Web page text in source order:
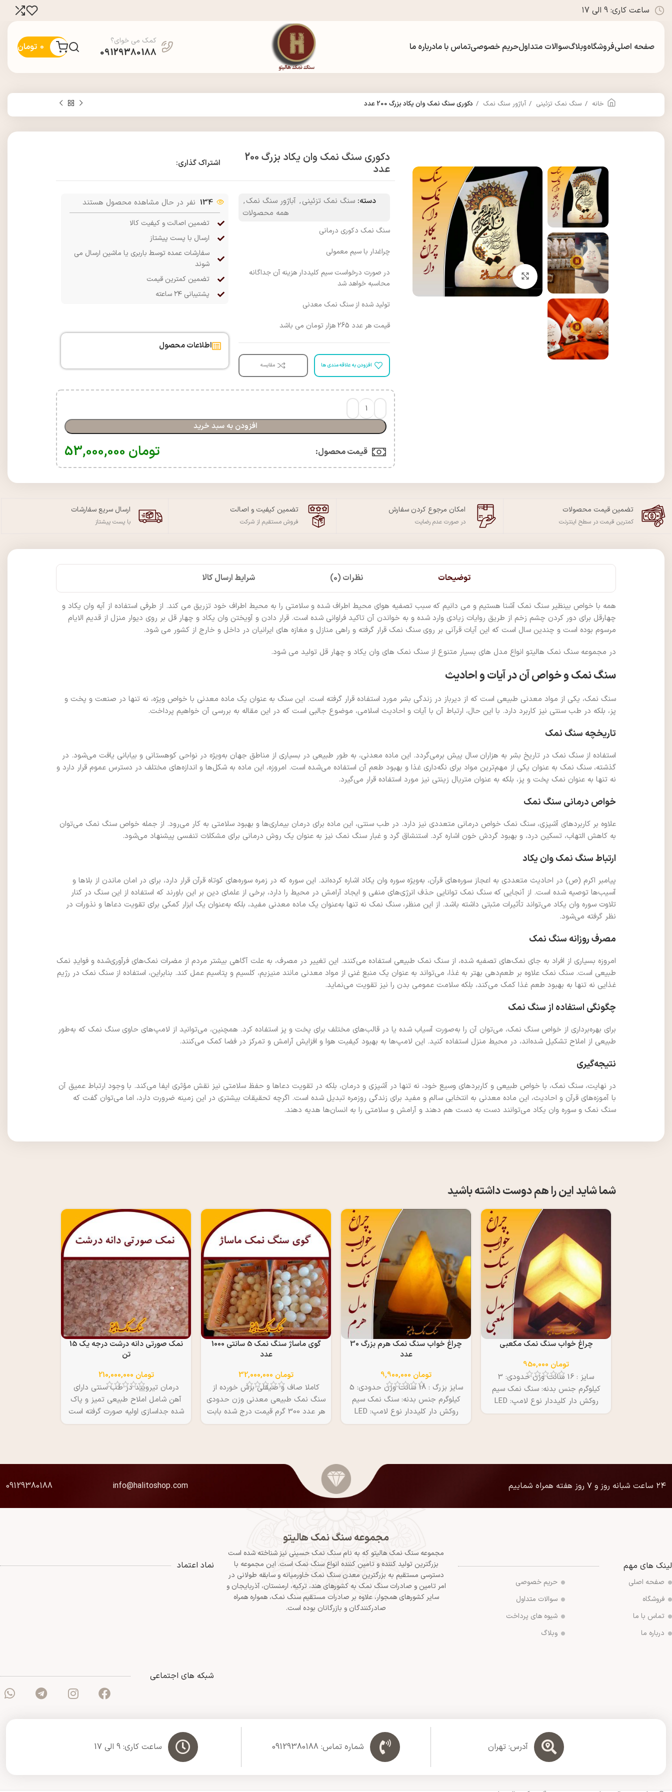
ساعت کاری: 9 الی ۱7
صفحه اصلیفروشگاهوبلاگسوالات متداولحریم خصوصیتماس با مادرباره ما
کمک می خوای؟
09129380188 تومان
خانه سنگ نمک تزئینی آباژور سنگ نمک دکوری سنگ نمک وان یکاد بزرگ 200 عدد
برای بزرگنمایی کلیک کنید
دکوری سنگ نمک وان یکاد بزرگ 200
عدد
اشتراک گذاری:
دسته: سنگ نمک تزئینی, آباژور سنگ نمک,
همه محصولات
سنگ نمک دکوری درمانی
چراغدار با سیم معمولی
در صورت درخواست سیم کلیددار هزینه آن جداگانه
محاسبه خواهد شد
تولید شده از سنگ نمک معدنی
قیمت هر عدد 265 هزار تومان می باشد
افزودن به علاقه مندی ها مقایسه
134 نفر در حال مشاهده محصول هستند
تضمین اصالت و کیفیت کالا
ارسال با پست پیشتاز
سفارشات عمده توسط باربری یا ماشین ارسال می
شوند
تضمین کمترین قیمت
پشتیبانی ۲۴ ساعته
اطلاعات محصول
افزودن به سبد خرید
قیمت محصول:​ تومان
تضمین قیمت محصولات
کمترین قیمت در سطح اینترنت
امکان مرجوع کردن سفارش
در صورت عدم رضایت
تضمین کیفیت و اصالت
فروش مستقیم از شرکت
ارسال سریع سفارشات
با پست پیشتاز
توضیحات نظرات (0) شرایط ارسال کالا
همه با خواص بینظیر سنگ نمک آشنا هستیم و می دانیم که سبب تصفیه هوای محیط اطراف شده و سلامتی را به محیط اطراف خود تزریق می کند. از طرفی استفاده از آیه وان یکاد و
چهارقل برای دور کردن چشم زخم از طریق روایات زیادی وارد شده و به خواندن آن تاکید فراوانی شده است. قرار دادن و آویختن وان یکاد و چهار قل بر روی دیوار منزل از قدیم الایام
مرسوم بوده است و چندین سال است که این آیات قرآنی بر روی سنگ نمک قرار گرفته و راهی منازل و مغازه های ایرانیان در داخل و خارج از کشور می شود.
در مجموعه سنگ نمک هالیتو انواع مدل های بسیار متنوع از سنگ نمک های وان یکاد و چهار قل تولید می شود.
سنگ نمک و خواص آن در آیات و احادیث
سنگ نمک، یکی از مواد معدنی طبیعی است که از دیرباز در زندگی بشر مورد استفاده قرار گرفته است. این سنگ به عنوان یک ماده معدنی با خواص ویژه، نه تنها در صنعت و پخت و
پز، بلکه در طب سنتی نیز کاربرد دارد. با این حال، ارتباط آن با آیات و احادیث اسلامی، موضوع جالبی است که در این مقاله به بررسی آن خواهیم پرداخت.
تاریخچه سنگ نمک
استفاده از سنگ نمک در تاریخ بشر به هزاران سال پیش برمی‌گردد. این ماده معدنی، به طور طبیعی در بسیاری از مناطق جهان به‌ویژه در نواحی کوهستانی و بیابانی یافت می‌شود. در
گذشته، سنگ نمک به عنوان یکی از مهم‌ترین مواد برای نگه‌داری غذا و بهبود طعم آن استفاده می‌شده است. امروزه، این ماده به شکل‌ها و اندازه‌های مختلف در دسترس عموم قرار دارد و
نه تنها به عنوان نمک پخت و پز، بلکه به عنوان متریال زینتی نیز مورد استفاده قرار می‌گیرد.
خواص درمانی سنگ نمک
علاوه بر کاربردهای آشپزی، سنگ نمک خواص درمانی متعددی نیز دارد. در طب سنتی، این ماده برای درمان بیماری‌ها و بهبود سلامتی به کار می‌رود. از جمله خواص سنگ نمک می‌توان
به کاهش التهاب، تسکین درد، و بهبود گردش خون اشاره کرد. استنشاق گرد و غبار سنگ نمک نیز به عنوان یک روش درمانی برای مشکلات تنفسی پیشنهاد می‌شود.
ارتباط سنگ نمک وان یکاد
پیامبر اکرم (ص) در احادیث متعددی به اعجاز سوره‌های قرآن، به‌ویژه سوره وان یکاد اشاره کرده‌اند. این سوره که در زمره سوره‌های کوتاه قرآن قرار دارد، برای در امان ماندن از بلاها و
آسیب‌ها توصیه شده است. از آنجایی که سنگ نمک توانایی حذف انرژی‌های منفی و ایجاد آرامش در محیط را دارد، برخی از علمای دین بر این باورند که استفاده از این سنگ در کنار
تلاوت سوره وان یکاد می‌تواند تأثیرات مثبتی داشته باشد. از این منظر، سنگ نمک نه تنها به‌عنوان یک ماده معدنی مفید، بلکه به‌عنوان یک ابزار کمکی برای تقویت دعاها و نذورات در
نظر گرفته می‌شود.
مصرف روزانه سنگ نمک
امروزه بسیاری از افراد به جای نمک‌های تصفیه شده، از سنگ نمک طبیعی استفاده می‌کنند. این تغییر در مصرف، به علت آگاهی بیشتر مردم از مضرات نمک‌های فرآوری‌شده و فوایدِ نمک
طبیعی است. سنگ نمک علاوه بر طعم‌دهی بهتر به غذا، می‌تواند به عنوان یک منبع غنی از مواد معدنی مانند منیزیم، کلسیم و پتاسیم عمل کند. بنابراین، استفاده از سنگ نمک در رژیم
غذایی نه تنها به بهبود طعم غذا کمک می‌کند، بلکه سلامت عمومی بدن را نیز تقویت می‌نماید.
چگونگی استفاده از سنگ نمک
برای بهره‌برداری از خواص سنگ نمک، می‌توان آن را به‌صورت آسیاب شده یا در قالب‌های مختلف برای پخت و پز استفاده کرد. همچنین، می‌توانید از لامپ‌های حاوی سنگ نمک که به‌طور
طبیعی از املاح تشکیل شده‌اند، در محیط منزل استفاده کنید. این لامپ‌ها به بهبود کیفیت هوا و افزایش آرامش و تمرکز در فضا کمک می‌کنند.
نتیجه‌گیری
در نهایت، سنگ نمک، با خواص طبیعی و کاربردهای وسیع خود، نه تنها در آشپزی و درمان، بلکه در تقویت دعاها و حفظ سلامتی نیز نقش مؤثری ایفا می‌کند. با وجود ارتباط عمیق آن
با آموزه‌های قرآن و احادیث، این ماده معدنی به انتخابی سالم و مفید برای زندگی روزمره تبدیل شده است. اگرچه تحقیقات بیشتری در این زمینه ضرورت دارد، اما می‌توان گفت که
سنگ نمک و سوره وان یکاد می‌توانند دست به دست هم دهند و آرامش و سلامتی را به انسان‌ها هدیه دهند.
شما شاید این را هم دوست داشته باشید
چراغ خواب سنگ نمک مکعبی
تومان
سایز : 16 سانت وزن حدودی: 3
کیلوگرم جنس بدنه: سنگ نمک سیم
روکش دار کلیددار نوع لامپ: LED
منبع انرژی: برق شهر
چراغ خواب سنگ نمک هرم بزرگ 30
عدد
تومان
سایز بزرگ : 18 سانت وزن حدودی: 5
کیلوگرم جنس بدنه: سنگ نمک سیم
روکش دار کلیددار نوع لامپ: LED
منبع انرژی: برق شهر قیمت درج شده
گوی ماساژ سنگ نمک 5 سانتی 1000
عدد
تومان
کاملا صاف و صیقلی برش خورده از
سنگ نمک طبیعی معدنی وزن حدودی
هر عدد 300 گرم قیمت درج شده بابت
1000 عدد از این محصول می باشد
نمک صورتی دانه درشت درجه یک 15
تن
تومان
درمان تیرویید در طب سنتی دارای
آهن شامل املاح طبیعی تمیز و پاک
شده جداسازی اولیه صورت گرفته است
کیسه 25 کیلویی لمینت قیمت درج
نمایید
۲۴ ساعت شبانه روز و ۷ روز هفته همراه شماییم info@halitoshop.com
09129380188
لینک های مهم
صفحه اصلی
فروشگاه
تماس با ما
درباره ما
حریم خصوصی
سوالات متداول
شیوه های پرداخت
وبلاگ
مجموعه سنگ نمک هالیتو
مجموعه سنگ نمک هالیتو که به نام سنگ نمک حسینی نیز شناخته شده است
بزرگترین تولید کننده و تامین کننده انواع سنگ نمک است. این مجموعه با
دسترسی مستقیم به بزرگترین معدن سنگ نمک خاورمیانه و سابقه طولانی در
امر تامین و صادرات سنگ نمک به کشورهای هند، ترکیه، ارمنستان، آذربایجان و
سایر کشورهای همجوار، علاوه بر صادرات مستقیم سنگ نمک، همواره همراه
صادرکنندگان و بازرگانان بوده است.
نماد اعتماد
شبکه های اجتماعی
آدرس: تهران شماره تماس: 09129380188 ساعت کاری: 9 الی 17